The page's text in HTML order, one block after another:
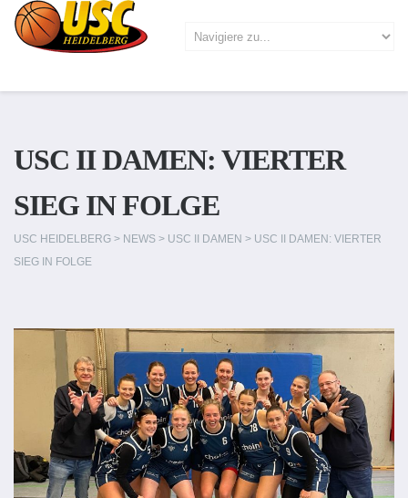
USC II DAMEN: VIERTER
SIEG IN FOLGE
USC HEIDELBERG > NEWS > USC II DAMEN > USC II DAMEN: VIERTER
SIEG IN FOLGE